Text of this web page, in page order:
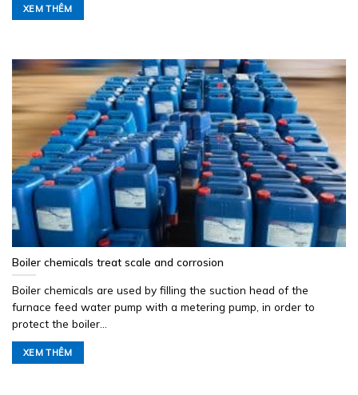
XEM THÊM
Boiler chemicals treat scale and corrosion
Boiler chemicals are used by filling the suction head of the
furnace feed water pump with a metering pump, in order to
protect the boiler...
XEM THÊM